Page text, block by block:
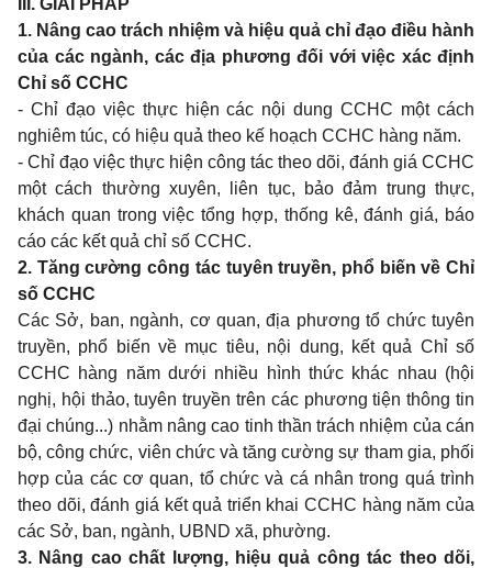
III. GIẢI PHÁP
1. Nâng cao trách nhiệm và hiệu quả chỉ đạo điều hành
của các ngành, các địa phương đối với việc xác định
Chỉ số CCHC
- Chỉ đạo việc thực hiện các nội dung CCHC một cách
nghiêm túc, có hiệu quả theo kế hoạch CCHC hàng năm.
- Chỉ đạo việc thực hiện công tác theo dõi, đánh giá CCHC
một cách thường xuyên, liên tục, bảo đảm trung thực,
khách quan trong việc tổng hợp, thống kê, đánh giá, báo
cáo các kết quả chỉ số CCHC.
2. Tăng cường công tác tuyên truyền, phổ biến về Chỉ
số CCHC
Các Sở, ban, ngành, cơ quan, địa phương tổ chức tuyên
truyền, phổ biến về mục tiêu, nội dung, kết quả Chỉ số
CCHC hàng năm dưới nhiều hình thức khác nhau (hội
nghị, hội thảo, tuyên truyền trên các phương tiện thông tin
đại chúng...) nhằm nâng cao tinh thần trách nhiệm của cán
bộ, công chức, viên chức và tăng cường sự tham gia, phối
hợp của các cơ quan, tổ chức và cá nhân trong quá trình
theo dõi, đánh giá kết quả triển khai CCHC hàng năm của
các Sở, ban, ngành, UBND xã, phường.
3. Nâng cao chất lượng, hiệu quả công tác theo dõi,